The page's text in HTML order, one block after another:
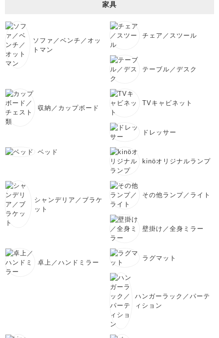
家具
ソファ／ベンチ／オッ
トマン
チェア／スツール
テーブル／デスク
収納／カップボード
TVキャビネット
ドレッサー
ベッド
kinöオリジナルランプ
シャンデリア／ブラケ
ット
その他ランプ／ライト
壁掛け／全身ミラー
卓上／ハンドミラー
ラグマット
ハンガーラック／パーテ
ィション